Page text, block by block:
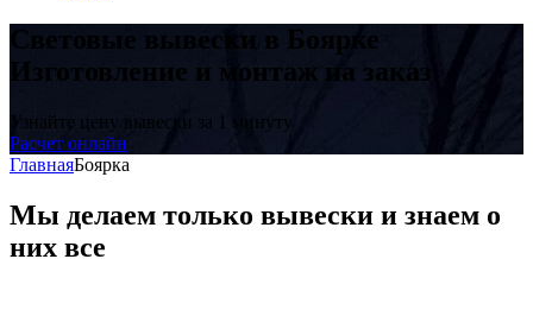
Световые вывески в Боярке
Изготовление и монтаж на заказ
Узнайте цену вывески за 1 минуту
Расчет онлайн
ГлавнаяБоярка
Мы делаем только вывески и знаем о
них все